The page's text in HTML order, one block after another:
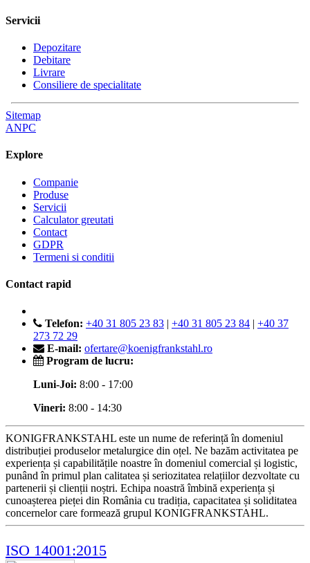
Servicii
Depozitare
Debitare
Livrare
Consiliere de specialitate
Sitemap
ANPC
Explore
Companie
Produse
Servicii
Calculator greutati
Contact
GDPR
Termeni si conditii
Contact rapid
Telefon: +40 31 805 23 83 | +40 31 805 23 84 | +40 37
273 72 29
E-mail: ofertare@koenigfrankstahl.ro
Program de lucru:
Luni-Joi: 8:00 - 17:00
Vineri: 8:00 - 14:30
KONIGFRANKSTAHL este un nume de referință în domeniul
distribuției produselor metalurgice din oțel. Ne bazăm activitatea pe
experiența și capabilitățile noastre în domeniul comercial și logistic,
punând în primul plan calitatea și seriozitatea relațiilor dezvoltate cu
partenerii și clienții noștri. Echipa noastră îmbină experiența și
cunoașterea pieței din România cu tradiția, capacitatea și soliditatea
concernelor care formează grupul KONIGFRANKSTAHL.
ISO 14001:2015